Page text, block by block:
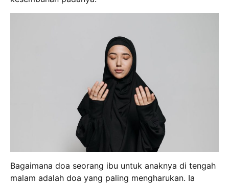
Bagaimana doa seorang ibu untuk anaknya di tengah
malam adalah doa yang paling mengharukan. Ia